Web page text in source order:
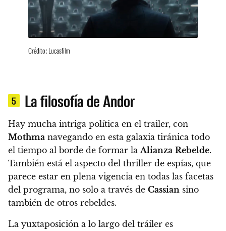
Crédito: Lucasfilm
5 La filosofía de Andor
Hay mucha intriga política en el trailer, con
Mothma navegando en esta galaxia tiránica todo
el tiempo al borde de formar la Alianza Rebelde.
También está el aspecto del thriller de espías, que
parece estar en plena vigencia en todas las facetas
del programa, no solo a través de Cassian sino
también de otros rebeldes.
La yuxtaposición a lo largo del tráiler es